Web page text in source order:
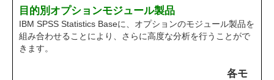
目的別オプションモジュール製品
IBM SPSS Statistics Baseに、オプションのモジュール製品を
組み合わせることにより、さらに高度な分析を行うことがで
きます。
各モ